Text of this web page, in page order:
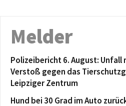
Melder
Polizeibericht 6. August: Unfall
Verstoß gegen das
Leipziger Zentrum
Hund bei 30 Grad im Auto